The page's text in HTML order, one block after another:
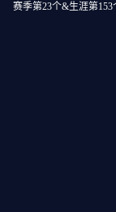
赛季第23个&生涯第